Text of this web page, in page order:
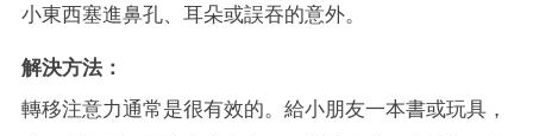
小東西塞進鼻孔、耳朵或誤吞的意外。
解決方法：
轉移注意力通常是很有效的。給小朋友一本書或玩具，